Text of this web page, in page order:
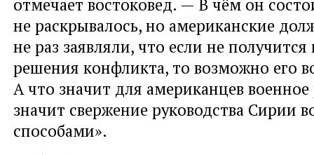
не раскрывалось, но американские
не раз заявляли, что если не
решения конфликта, то возможно его
А что значит для американцев
значит свержение руководства Сирии
способами».